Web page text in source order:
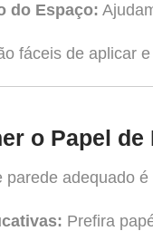
do Espaço:
fáceis de aplicar
o Papel
parede adequado
Prefira